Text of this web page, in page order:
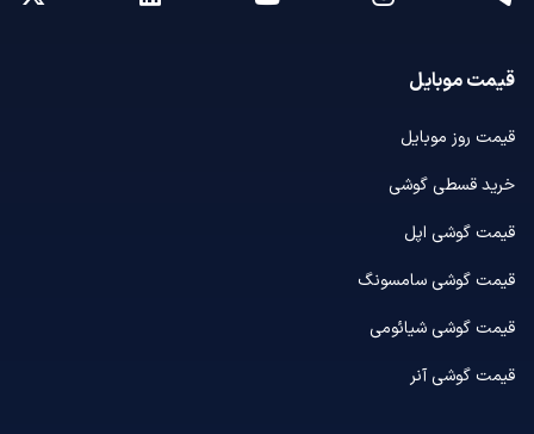
قیمت موبایل
قیمت روز موبایل
خرید قسطی گوشی
قیمت گوشی اپل
قیمت گوشی سامسونگ
قیمت گوشی شیائومی
قیمت گوشی آنر